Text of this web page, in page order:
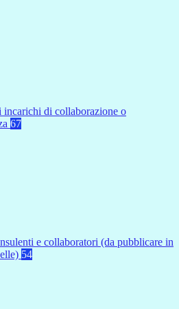
incarichi di collaborazione o
67
e collaboratori (da pubblicare in
54